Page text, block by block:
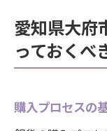
愛知県大府
っておくべ
購入プロセスの